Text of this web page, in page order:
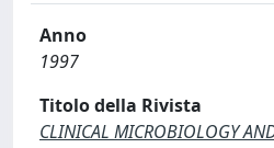
Anno
1997
Titolo della Rivista
CLINICAL MICROBIOLOGY